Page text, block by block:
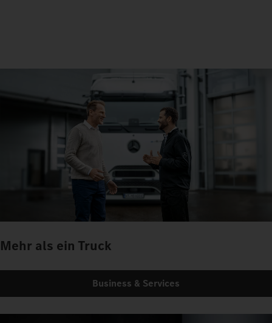
Mehr als ein Truck
Business & Services